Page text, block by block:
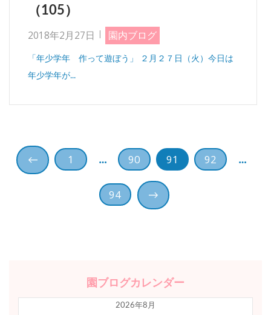
（105）
2018年2月27日 園内ブログ
「年少学年 作って遊ぼう」 ２月２７日（火）今日は
年少学年が...
投
ジ
← 1 … 90 91 92 …
94 →
園ブログカレンダー
2026年8月